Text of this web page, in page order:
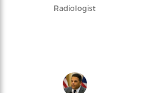
Radiologist